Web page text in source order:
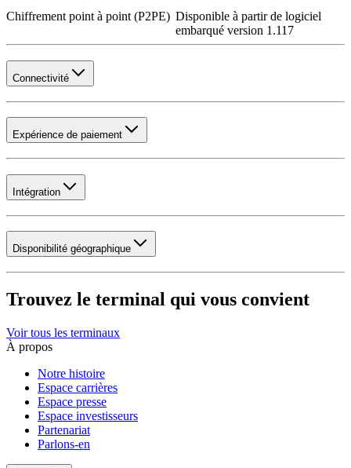
Chiffrement point à point (P2PE) Disponible à partir de logiciel
embarqué version 1.117
Connectivité
Expérience de paiement
Intégration
Disponibilité géographique
Trouvez le terminal qui vous convient
Voir tous les terminaux
À propos
Notre histoire
Espace carrières
Espace presse
Espace investisseurs
Partenariat
Parlons-en